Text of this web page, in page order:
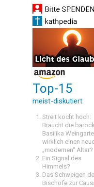
Top-15
meist-diskutiert
Streit kocht hoch:
Braucht die
Basilika
wirklich einen
„modernen“ Altar?
Ein Signal des
Himmels?
Das Schweigen
Bischöfe zur